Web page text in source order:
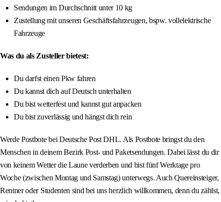
Sendungen im Durchschnitt unter 10 kg
Zustellung mit unseren Geschäftsfahrzeugen, bspw. vollelektrische
Fahrzeuge
Was du als Zusteller bietest:
Du darfst einen Pkw fahren
Du kannst dich auf Deutsch unterhalten
Du bist wetterfest und kannst gut anpacken
Du bist zuverlässig und hängst dich rein
Werde Postbote bei Deutsche Post DHL. Als Postbote bringst du den
Menschen in deinem Bezirk Post- und Paketsendungen. Dabei lässt du dir
von keinem Wetter die Laune verderben und bist fünf Werktage pro
Woche (zwischen Montag und Samstag) unterwegs. Auch Quereinsteiger,
Rentner oder Studenten sind bei uns herzlich willkommen, denn du zählst,